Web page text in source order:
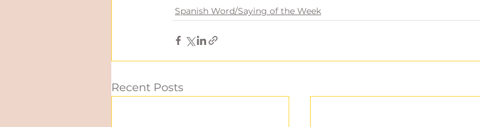
Spanish Word/Saying of the Week
Recent Posts